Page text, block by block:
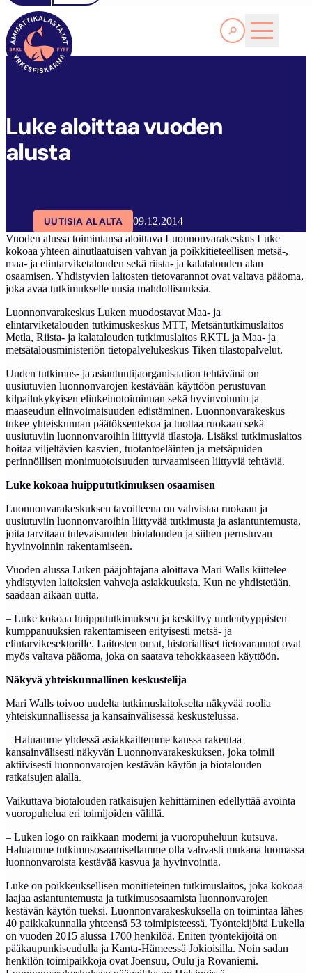
Lue lisää
SAKL
Luke aloittaa vuoden
alusta
UUTISIA ALALTA
09.12.2014
Vuoden alussa toimintansa aloittava Luonnonvarakeskus Luke
kokoaa yhteen ainutlaatuisen vahvan ja poikkitieteellisen metsä-,
maa- ja elintarviketalouden sekä riista- ja kalatalouden alan
osaamisen. Yhdistyvien laitosten tietovarannot ovat valtava pääoma,
joka avaa tutkimukselle uusia mahdollisuuksia.
Luonnonvarakeskus Luken muodostavat Maa- ja
elintarviketalouden tutkimuskeskus MTT, Metsäntutkimuslaitos
Metla, Riista- ja kalatalouden tutkimuslaitos RKTL ja Maa- ja
metsätalousministeriön tietopalvelukeskus Tiken tilastopalvelut.
Uuden tutkimus- ja asiantuntijaorganisaation tehtävänä on
uusiutuvien luonnonvarojen kestävään käyttöön perustuvan
kilpailukykyisen elinkeinotoiminnan sekä hyvinvoinnin ja
maaseudun elinvoimaisuuden edistäminen. Luonnonvarakeskus
tukee yhteiskunnan päätöksentekoa ja tuottaa ruokaan sekä
uusiutuviin luonnonvaroihin liittyviä tilastoja. Lisäksi tutkimuslaitos
hoitaa viljeltävien kasvien, tuotantoeläinten ja metsäpuiden
perinnöllisen monimuotoisuuden turvaamiseen liittyviä tehtäviä.
Luke kokoaa huippututkimuksen osaamisen
Luonnonvarakeskuksen tavoitteena on vahvistaa ruokaan ja
uusiutuviin luonnonvaroihin liittyvää tutkimusta ja asiantuntemusta,
joita tarvitaan tulevaisuuden biotalouden ja siihen perustuvan
hyvinvoinnin rakentamiseen.
Vuoden alussa Luken pääjohtajana aloittava Mari Walls kiittelee
yhdistyvien laitoksien vahvoja asiakkuuksia. Kun ne yhdistetään,
saadaan aikaan uutta.
– Luke kokoaa huippututkimuksen ja keskittyy uudentyyppisten
kumppanuuksien rakentamiseen erityisesti metsä- ja
elintarvikesektorille. Laitosten omat, historialliset tietovarannot ovat
myös valtava pääoma, joka on saatava tehokkaaseen käyttöön.
Näkyvä yhteiskunnallinen keskustelija
Mari Walls toivoo uudelta tutkimuslaitokselta näkyvää roolia
yhteiskunnallisessa ja kansainvälisessä keskustelussa.
– Haluamme yhdessä asiakkaittemme kanssa rakentaa
kansainvälisesti näkyvän Luonnonvarakeskuksen, joka toimii
aktiivisesti luonnonvarojen kestävän käytön ja biotalouden
ratkaisujen alalla.
Vaikuttava biotalouden ratkaisujen kehittäminen edellyttää avointa
vuoropuhelua eri toimijoiden välillä.
– Luken logo on raikkaan moderni ja vuoropuheluun kutsuva.
Haluamme tutkimusosaamisellamme olla vahvasti mukana luomassa
luonnonvaroista kestävää kasvua ja hyvinvointia.
Luke on poikkeuksellisen monitieteinen tutkimuslaitos, joka kokoaa
laajaa asiantuntemusta ja tutkimusosaamista luonnonvarojen
kestävän käytön tueksi. Luonnonvarakeskuksella on toimintaa lähes
40 paikkakunnalla yhteensä 53 toimipisteessä. Työntekijöitä Lukella
on vuoden 2015 alussa 1700 henkilöä. Eniten työntekijöitä on
pääkaupunkiseudulla ja Kanta-Hämeessä Jokioisilla. Noin sadan
henkilön toimipaikkoja ovat Joensuu, Oulu ja Rovaniemi.